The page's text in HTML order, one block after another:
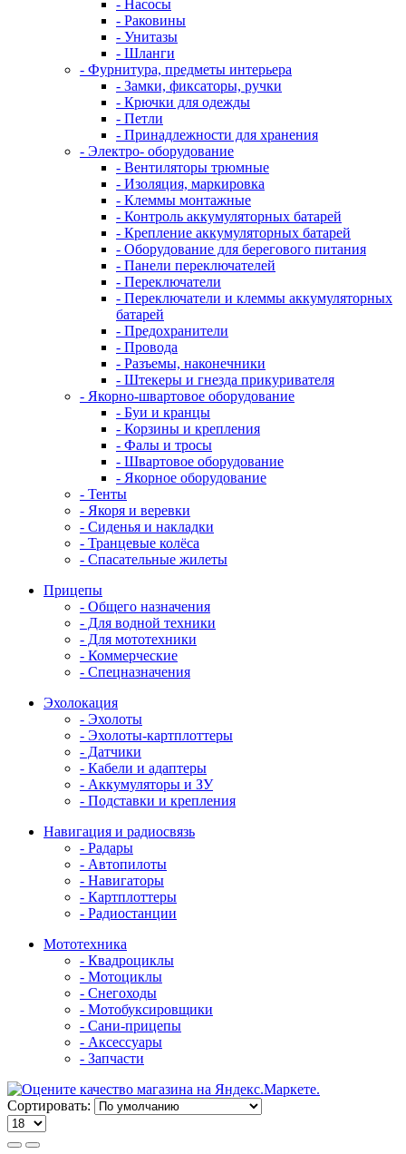
- Насосы
- Раковины
- Унитазы
- Шланги
- Фурнитура, предметы интерьера
- Замки, фиксаторы, ручки
- Крючки для одежды
- Петли
- Принадлежности для хранения
- Электро- оборудование
- Вентиляторы трюмные
- Изоляция, маркировка
- Клеммы монтажные
- Контроль аккумуляторных батарей
- Крепление аккумуляторных батарей
- Оборудование для берегового питания
- Панели переключателей
- Переключатели
- Переключатели и клеммы аккумуляторных
батарей
- Предохранители
- Провода
- Разъемы, наконечники
- Штекеры и гнезда прикуривателя
- Якорно-швартовое оборудование
- Буи и кранцы
- Корзины и крепления
- Фалы и тросы
- Швартовое оборудование
- Якорное оборудование
- Тенты
- Якоря и веревки
- Сиденья и накладки
- Транцевые колёса
- Спасательные жилеты
Прицепы
- Общего назначения
- Для водной техники
- Для мототехники
- Коммерческие
- Спецназначения
Эхолокация
- Эхолоты
- Эхолоты-картплоттеры
- Датчики
- Кабели и адаптеры
- Аккумуляторы и ЗУ
- Подставки и крепления
Навигация и радиосвязь
- Радары
- Автопилоты
- Навигаторы
- Картплоттеры
- Радиостанции
Мототехника
- Квадроциклы
- Мотоциклы
- Снегоходы
- Мотобуксировщики
- Сани-прицепы
- Аксессуары
- Запчасти
Сортировать: